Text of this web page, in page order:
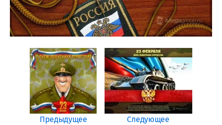
Предыдущее Следующее